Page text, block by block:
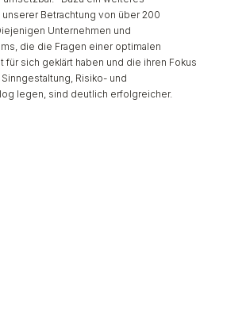
unserer Betrachtung von über 200
Unternehmen und
die die Fragen einer optimalen
für sich geklärt haben und die ihren Fokus
Risiko- und
legen, sind deutlich erfolgreicher.